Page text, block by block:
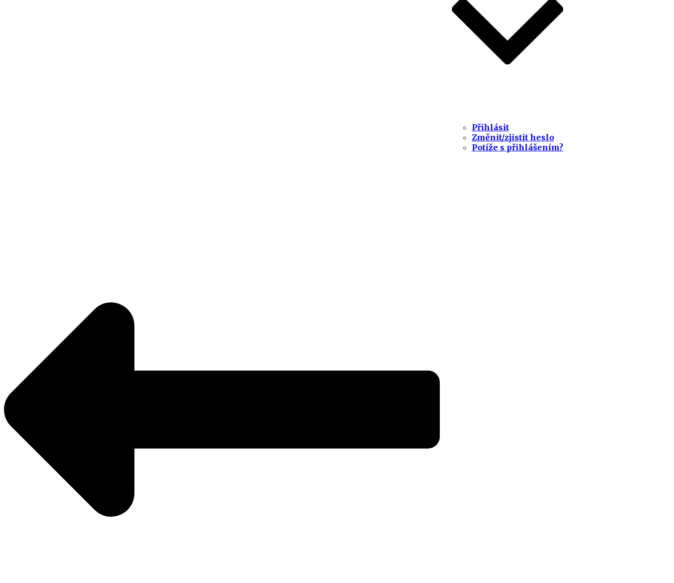
Přihlásit
Změnit/zjistit heslo
Potíže s přihlášením?